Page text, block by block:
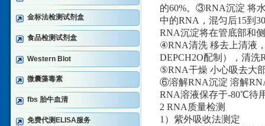
金标法检测试剂盒
食品检测试剂盒
Western Blot
微囊藻毒素
fbs 胎牛血清
免费代测ELISA服务
的60%。③RNA沉淀 将
中的RNA，混匀后15到
RNA沉淀将在管底部和
④RNA清洗 移去上清液
DEPCH2O配制），清
⑤RNA干燥 小心吸去大
⑥溶解RNA沉淀 溶解
RNA溶液保存于-80℃待
2 RNA质量检测
1）紫外吸收法测定